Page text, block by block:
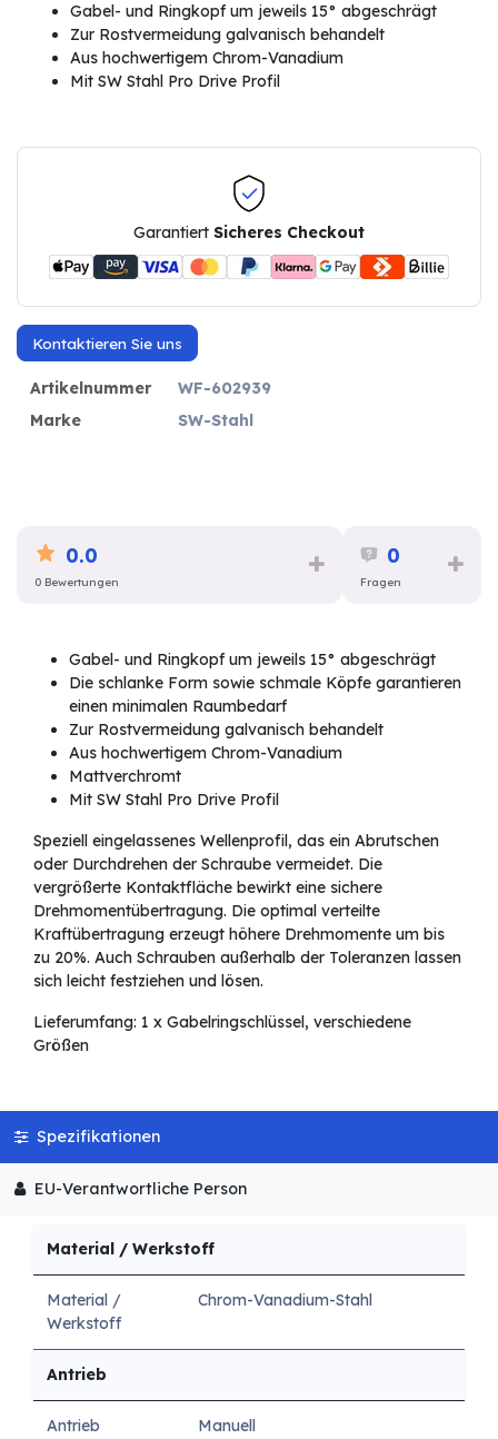
Gabel- und Ringkopf um jeweils 15° abgeschrägt
Zur Rostvermeidung galvanisch behandelt
Aus hochwertigem Chrom-Vanadium
Mit SW Stahl Pro Drive Profil
Garantiert Sicheres Checkout
Kontaktieren Sie uns
Artikelnummer
WF-602939
Marke
SW-Stahl
0.0
0 Bewertungen
0
Fragen
Gabel- und Ringkopf um jeweils 15° abgeschrägt
Die schlanke Form sowie schmale Köpfe garantieren
einen minimalen Raumbedarf
Zur Rostvermeidung galvanisch behandelt
Aus hochwertigem Chrom-Vanadium
Mattverchromt
Mit SW Stahl Pro Drive Profil
Speziell eingelassenes Wellenprofil, das ein Abrutschen
oder Durchdrehen der Schraube vermeidet. Die
vergrößerte Kontaktfläche bewirkt eine sichere
Drehmomentübertragung. Die optimal verteilte
Kraftübertragung erzeugt höhere Drehmomente um bis
zu 20%. Auch Schrauben außerhalb der Toleranzen lassen
sich leicht festziehen und lösen.
Lieferumfang: 1 x Gabelringschlüssel, verschiedene
Größen
Spezifikationen
EU-Verantwortliche Person
Material / Werkstoff
Material /
Werkstoff
Chrom-Vanadium-Stahl
Antrieb
Antrieb Manuell